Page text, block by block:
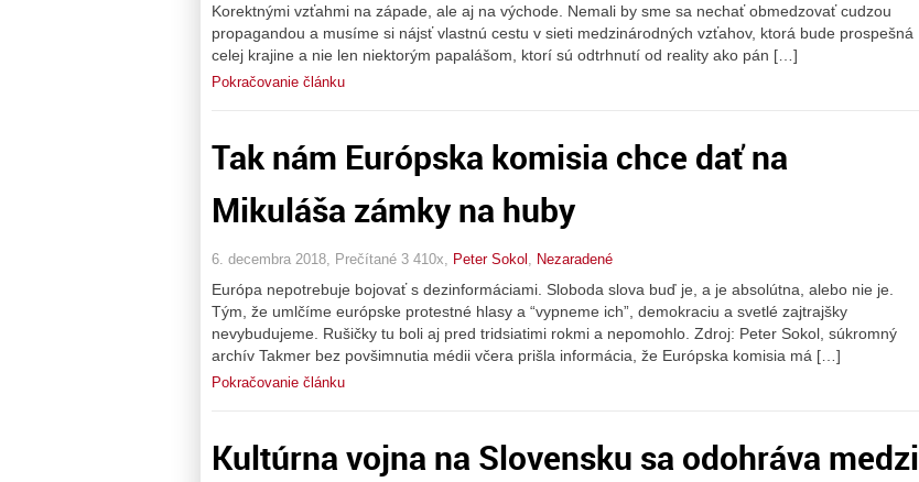
Korektnými vzťahmi na západe, ale aj na východe. Nemali by sme sa nechať obmedzovať cudzou
propagandou a musíme si nájsť vlastnú cestu v sieti medzinárodných vzťahov, ktorá bude prospešná
celej krajine a nie len niektorým papalášom, ktorí sú odtrhnutí od reality ako pán […]
Pokračovanie článku
Tak nám Európska komisia chce dať na
Mikuláša zámky na huby
6. decembra 2018, Prečítané 3 410x, Peter Sokol , Nezaradené
Európa nepotrebuje bojovať s dezinformáciami. Sloboda slova buď je, a je absolútna, alebo nie je.
Tým, že umlčíme európske protestné hlasy a “vypneme ich”, demokraciu a svetlé zajtrajšky
nevybudujeme. Rušičky tu boli aj pred tridsiatimi rokmi a nepomohlo. Zdroj: Peter Sokol, súkromný
archív Takmer bez povšimnutia médii včera prišla informácia, že Európska komisia má […]
Pokračovanie článku
Kultúrna vojna na Slovensku sa odohráva medzi